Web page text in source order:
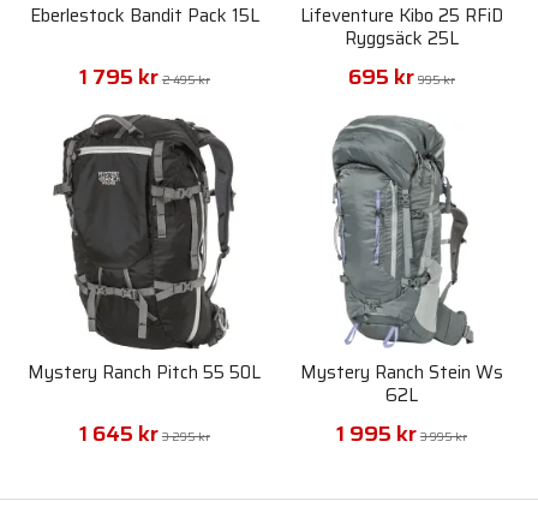
Eberlestock Bandit Pack 15L
1 795 kr 2 495 kr
Lifeventure Kibo 25 RFiD
Ryggsäck 25L
695 kr 995 kr
Mystery Ranch Pitch 55 50L
1 645 kr 3 295 kr
Mystery Ranch Stein Ws
62L
1 995 kr 3 995 kr